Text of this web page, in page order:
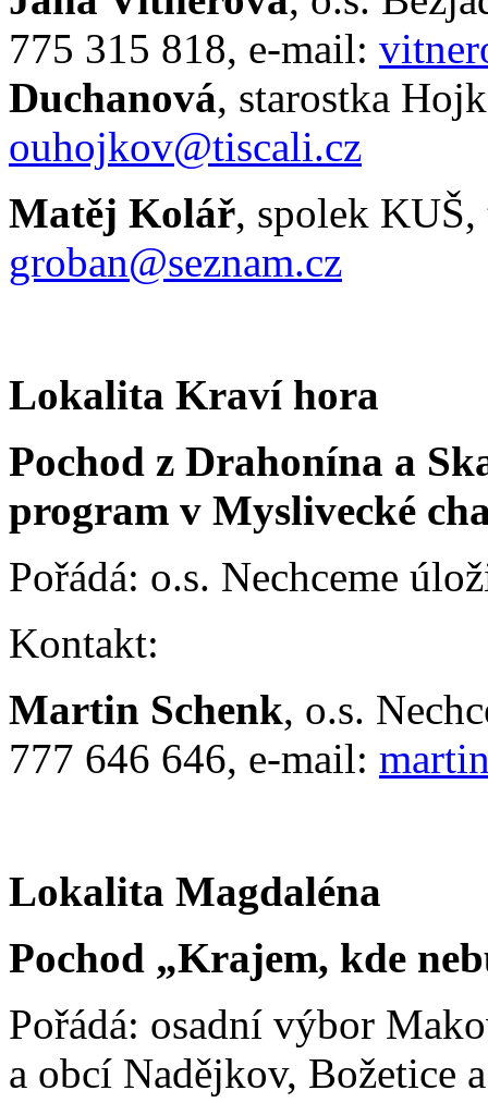
775 315 818, e-mail:
Duchanová, starostka
ouhojkov@tiscali.cz
Matěj Kolář, spolek
groban@seznam.cz
Lokalita Kraví hora
Pochod z Drahonína a
program v Myslivecké
Pořádá: o.s. Nechceme
Kontakt:
Martin Schenk, o.s.
777 646 646, e-mail:
Lokalita Magdaléna
Pochod „Krajem, kde
Pořádá: osadní výbor
a obcí Nadějkov, Božetice